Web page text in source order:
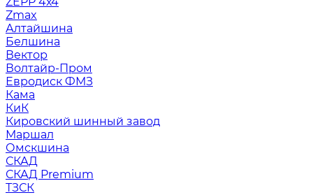
Zmax
Алтайшина
Белшина
Вектор
Волтайр-Пром
Евродиск ФМЗ
Кама
КиК
Кировский шинный завод
Маршал
Омскшина
СКАД
СКАД Premium
ТЗСК